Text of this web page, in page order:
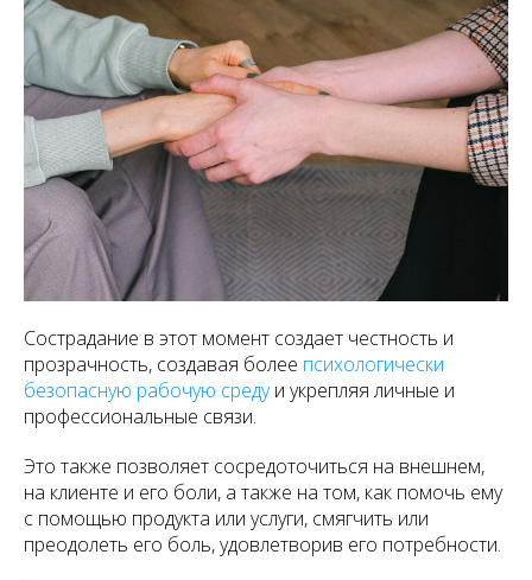
Сострадание в этот момент создает честность и
прозрачность, создавая более психологически
безопасную рабочую средуи укрепляя личные и
профессиональные связи.
Это также позволяет сосредоточиться на внешнем,
на клиенте и его боли, а также на том, как помочь ему
с помощью продукта или услуги, смягчить или
преодолеть его боль, удовлетворив его потребности.